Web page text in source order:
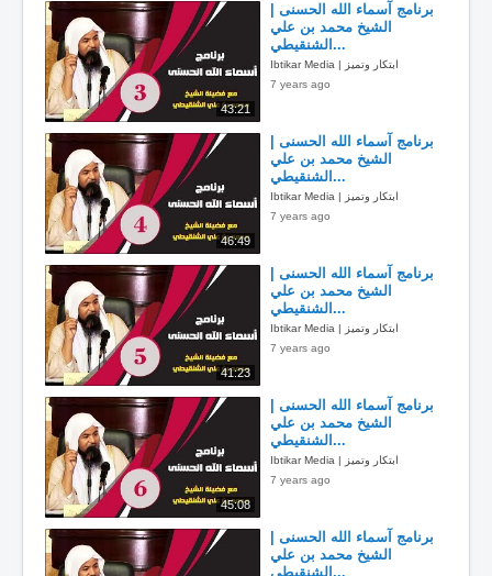
43:21
برنامج آسماء الله الحسنى |
الشيخ محمد بن علي
الشنقيطي...
Ibtikar Media | ابتكار وتميز
7 years ago
46:49
برنامج آسماء الله الحسنى |
الشيخ محمد بن علي
الشنقيطي...
Ibtikar Media | ابتكار وتميز
7 years ago
41:23
برنامج آسماء الله الحسنى |
الشيخ محمد بن علي
الشنقيطي...
Ibtikar Media | ابتكار وتميز
7 years ago
45:08
برنامج آسماء الله الحسنى |
الشيخ محمد بن علي
الشنقيطي...
Ibtikar Media | ابتكار وتميز
7 years ago
برنامج آسماء الله الحسنى |
الشيخ محمد بن علي